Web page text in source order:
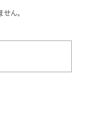
せん。